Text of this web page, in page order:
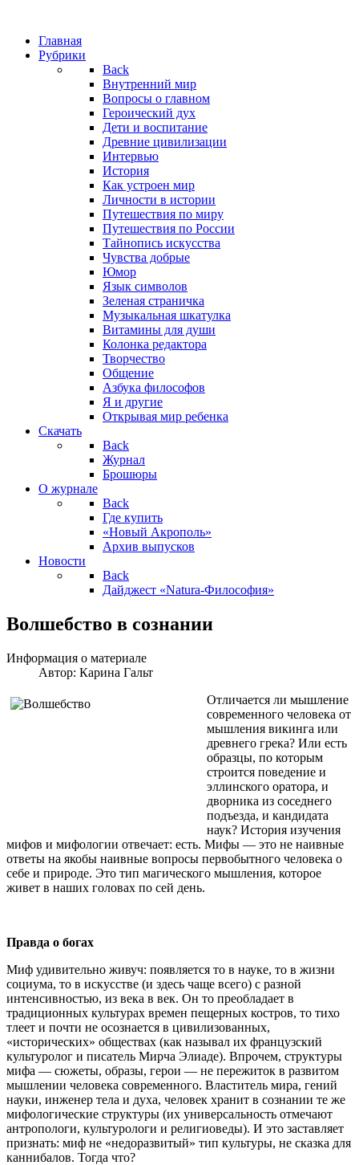
Главная
Рубрики
Back
Внутренний мир
Вопросы о главном
Героический дух
Дети и воспитание
Древние цивилизации
Интервью
История
Как устроен мир
Личности в истории
Путешествия по миру
Путешествия по России
Тайнопись искусства
Чувства добрые
Юмор
Язык символов
Зеленая страничка
Музыкальная шкатулка
Витамины для души
Колонка редактора
Творчество
Общение
Азбука философов
Я и другие
Открывая мир ребенка
Скачать
Back
Журнал
Брошюры
О журнале
Back
Где купить
«Новый Акрополь»
Архив выпусков
Новости
Back
Дайджест «Natura-Философия»
Волшебство в сознании
Информация о материале
Автор: Карина Гальт
Отличается ли мышление
современного человека от
мышления викинга или
древнего грека? Или есть
образцы, по которым
строится поведение и
эллинского оратора, и
дворника из соседнего
подъезда, и кандидата
наук? История изучения
мифов и мифологии отвечает: есть. Мифы — это не наивные
ответы на якобы наивные вопросы первобытного человека о
себе и природе. Это тип магического мышления, которое
живет в наших головах по сей день.
Правда о богах
Миф удивительно живуч: появляется то в науке, то в жизни
социума, то в искусстве (и здесь чаще всего) с разной
интенсивностью, из века в век. Он то преобладает в
традиционных культурах времен пещерных костров, то тихо
тлеет и почти не осознается в цивилизованных,
«исторических» обществах (как называл их французский
культуролог и писатель Мирча Элиаде). Впрочем, структуры
мифа — сюжеты, образы, герои — не пережиток в развитом
мышлении человека современного. Властитель мира, гений
науки, инженер тела и духа, человек хранит в сознании те же
мифологические структуры (их универсальность отмечают
антропологи, культурологи и религиоведы). И это заставляет
признать: миф не «недоразвитый» тип культуры, не сказка для
каннибалов. Тогда что?